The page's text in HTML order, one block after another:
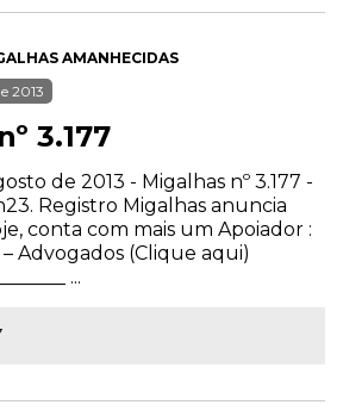
AMANHECIDAS
2013
3.177
de 2013 - Migalhas nº 3.177 -
Registro Migalhas anuncia
conta com mais um Apoiador :
Advogados (Clique aqui)
...